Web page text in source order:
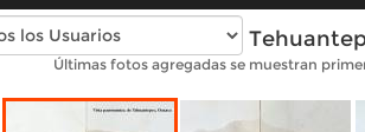
Fotos antiguas de
Últimas fotos agregadas se muestran